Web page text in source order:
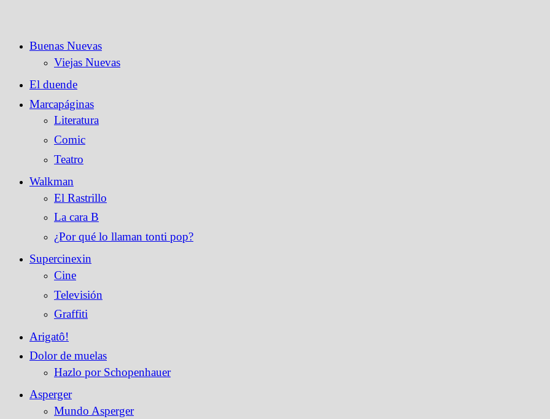
Buenas Nuevas
Viejas Nuevas
El duende
Marcapáginas
Literatura
Comic
Teatro
Walkman
El Rastrillo
La cara B
¿Por qué lo llaman tonti pop?
Supercinexin
Cine
Televisión
Graffiti
Arigatô!
Dolor de muelas
Hazlo por Schopenhauer
Asperger
Mundo Asperger